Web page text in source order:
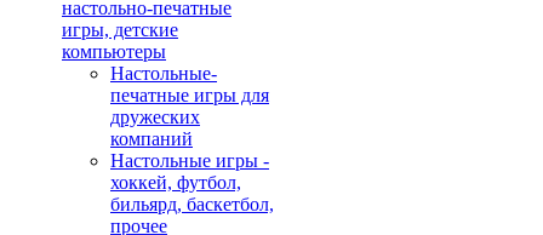
настольно-печатные
игры, детские
компьютеры
Настольные-
печатные игры для
дружеских
компаний
Настольные игры -
хоккей, футбол,
бильярд, баскетбол,
прочее